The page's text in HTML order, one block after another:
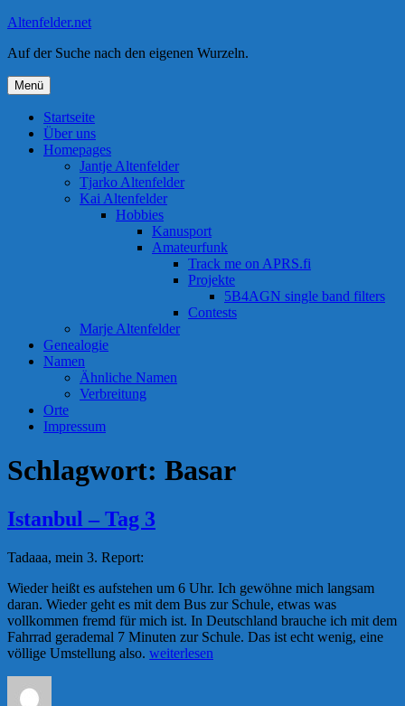
Zum
springen
Altenfelder.net
Auf der Suche nach den eigenen Wurzeln.
Menü
Startseite
Über uns
Homepages
Jantje Altenfelder
Tjarko Altenfelder
Kai Altenfelder
Hobbies
Kanusport
Amateurfunk
Track me on APRS.fi
Projekte
5B4AGN single band filters
Contests
Marje Altenfelder
Genealogie
Namen
Ähnliche Namen
Verbreitung
Orte
Impressum
Schlagwort: Basar
Istanbul – Tag 3
Tadaaa, mein 3. Report:
Wieder heißt es aufstehen um 6 Uhr. Ich gewöhne mich langsam
daran. Wieder geht es mit dem Bus zur Schule, etwas was
vollkommen fremd für mich ist. In Deutschland brauche ich mit dem
Fahrrad gerademal 7 Minuten zur Schule. Das ist echt wenig, eine
völlige Umstellung also. „Istanbul
weiterlesen